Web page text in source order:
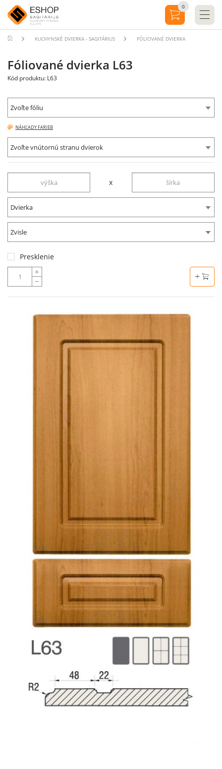
KUCHYNSKÉ DVIERKA - SAGITÁRIUS FÓLIOVANÉ DVIERKA
Fóliované dvierka L63
Kód produktu: L63
Zvoľte fóliu
NÁHĽADY FARIEB
Zvoľte vnútornú stranu dvierok
x
Dvierka
Zvisle
Presklenie
0